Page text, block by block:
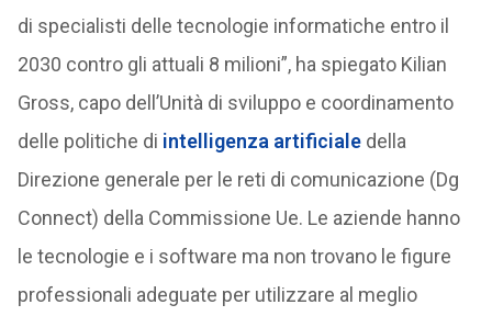
di specialisti delle tecnologie informatiche entro il
2030 contro gli attuali 8 milioni”, ha spiegato Kilian
Gross, capo dell’Unità di sviluppo e coordinamento
delle politiche di intelligenza artificiale della
Direzione generale per le reti di comunicazione (Dg
Connect) della Commissione Ue. Le aziende hanno
le tecnologie e i software ma non trovano le figure
professionali adeguate per utilizzare al meglio